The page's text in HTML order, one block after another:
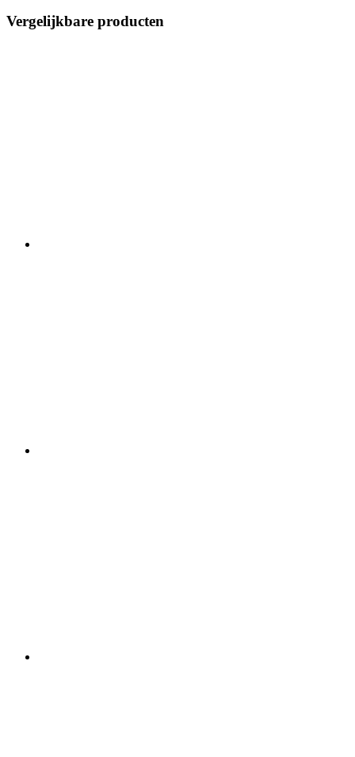
Vergelijkbare producten